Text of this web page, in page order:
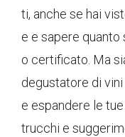
ti, anche se hai
e e sapere
o certificato. Ma
degustatore di
e espandere le
trucchi e